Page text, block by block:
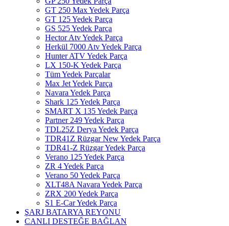
GT 250 Max Yedek Parça
GT 125 Yedek Parça
GS 525 Yedek Parça
Hector Atv Yedek Parça
Herkül 7000 Atv Yedek Parça
Hunter ATV Yedek Parça
LX 150-K Yedek Parça
Tüm Yedek Parçalar
Max Jet Yedek Parça
Navara Yedek Parça
Shark 125 Yedek Parça
SMART X 135 Yedek Parça
Partner 249 Yedek Parça
TDL25Z Derya Yedek Parça
TDR41Z Rüzgar New Yedek Parça
TDR41-Z Rüzgar Yedek Parça
Verano 125 Yedek Parça
ZR 4 Yedek Parça
Verano 50 Yedek Parça
XLT48A Navara Yedek Parça
ZRX 200 Yedek Parça
S1 E-Car Yedek Parça
ŞARJ BATARYA REYONU
CANLI DESTEĞE BAĞLAN